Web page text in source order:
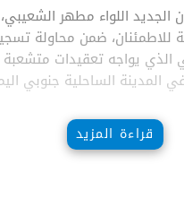
اللواء مطهر الشعيبي،
للاطمئنان، ضمن محاولة
الذي يواجه تعقيدات
المدينة الساحلية جنوبي
قراءة المزيد